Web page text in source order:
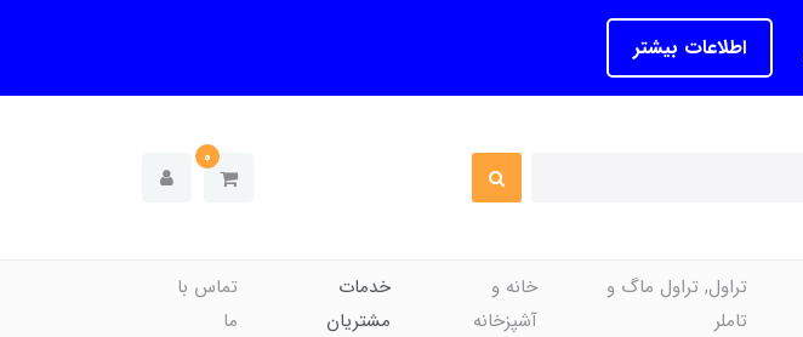
اطلاعات بیشتر
0
تراول, تراول ماگ و
تاملر
خانه و
آشپزخانه
خدمات
مشتریان
تماس با
ما